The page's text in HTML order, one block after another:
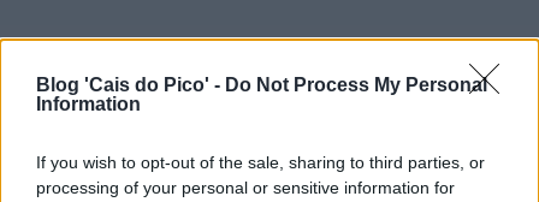
Blog 'Cais do Pico' - Do Not Process My Personal
Information
If you wish to opt-out of the sale, sharing to third parties, or
processing of your personal or sensitive information for